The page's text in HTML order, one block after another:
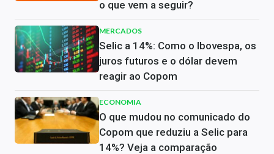
o que vem a seguir?
MERCADOS
Selic a 14%: Como o Ibovespa, os
juros futuros e o dólar devem
reagir ao Copom
ECONOMIA
O que mudou no comunicado do
Copom que reduziu a Selic para
14%? Veja a comparação